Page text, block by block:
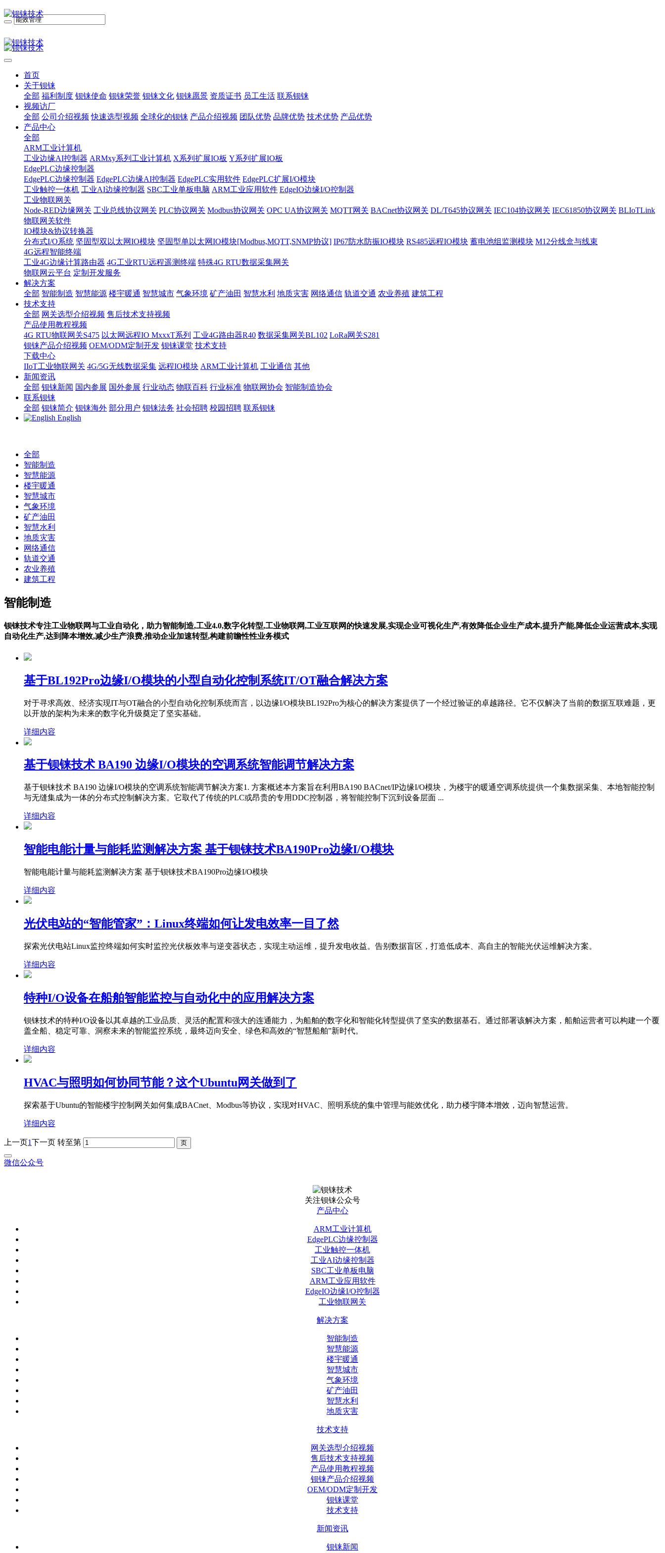
首页
关于钡铼
全部 福利制度 钡铼使命 钡铼荣誉 钡铼文化 钡铼愿景 资质证书 员工生活 联系钡铼
视频访厂
全部 公司介绍视频 快速选型视频 全球化的钡铼 产品介绍视频 团队优势 品牌优势 技术优势 产品优势
产品中心
全部
ARM工业计算机
工业边缘AI控制器 ARMxy系列工业计算机 X系列扩展IO板 Y系列扩展IO板
EdgePLC边缘控制器
EdgePLC边缘控制器 EdgePLC边缘AI控制器 EdgePLC实用软件 EdgePLC扩展I/O模块
工业触控一体机 工业AI边缘控制器 SBC工业单板电脑 ARM工业应用软件 EdgeIO边缘I/O控制器
工业物联网关
Node-RED边缘网关 工业总线协议网关 PLC协议网关 Modbus协议网关 OPC UA协议网关 MQTT网关 BACnet协议网关 DL/T645协议网关 IEC104协议网关 IEC61850协议网关 BLIoTLink
物联网关软件
IO模块&协议转换器
分布式I/O系统 坚固型双以太网IO模块 坚固型单以太网IO模块[Modbus,MQTT,SNMP协议] IP67防水防振IO模块 RS485远程IO模块 蓄电池组监测模块 M12分线盒与线束
4G远程智能终端
工业4G边缘计算路由器 4G工业RTU远程遥测终端 特殊4G RTU数据采集网关
物联网云平台 定制开发服务
解决方案
全部 智能制造 智慧能源 楼宇暖通 智慧城市 气象环境 矿产油田 智慧水利 地质灾害 网络通信 轨道交通 农业养殖 建筑工程
技术支持
全部 网关选型介绍视频 售后技术支持视频
产品使用教程视频
4G RTU物联网关S475 以太网远程IO MxxxT系列 工业4G路由器R40 数据采集网关BL102 LoRa网关S281
钡铼产品介绍视频 OEM/ODM定制开发 钡铼课堂 技术支持
下载中心
IIoT工业物联网关 4G/5G无线数据采集 远程IO模块 ARM工业计算机 工业通信 其他
新闻资讯
全部 钡铼新闻 国内参展 国外参展 行业动态 物联百科 行业标准 物联网协会 智能制造协会
联系钡铼
全部 钡铼简介 钡铼海外 部分用户 钡铼法务 社会招聘 校园招聘 联系钡铼
English
全部
智能制造
智慧能源
楼宇暖通
智慧城市
气象环境
矿产油田
智慧水利
地质灾害
网络通信
轨道交通
农业养殖
建筑工程
智能制造
钡铼技术专注工业物联网与工业自动化，助力智能制造,工业4.0,数字化转型,工业物联网,工业互联网的快速发展,实现企业可视化生产,有效降低企业生产成本,提升产能,降低企业运营成本,实现
自动化生产,达到降本增效,减少生产浪费,推动企业加速转型,构建前瞻性性业务模式
基于BL192Pro边缘I/O模块的小型自动化控制系统IT/OT融合解决方案
对于寻求高效、经济实现IT与OT融合的小型自动化控制系统而言，以边缘I/O模块BL192Pro为核心的解决方案提供了一个经过验证的卓越路径。它不仅解决了当前的数据互联难题，更
以开放的架构为未来的数字化升级奠定了坚实基础。
详细内容
基于钡铼技术 BA190 边缘I/O模块的空调系统智能调节解决方案
基于钡铼技术 BA190 边缘I/O模块的空调系统智能调节解决方案1. 方案概述本方案旨在利用BA190 BACnet/IP边缘I/O模块，为楼宇的暖通空调系统提供一个集数据采集、本地智能控制
与无缝集成为一体的分布式控制解决方案。它取代了传统的PLC或昂贵的专用DDC控制器，将智能控制下沉到设备层面 ...
详细内容
智能电能计量与能耗监测解决方案 基于钡铼技术BA190Pro边缘I/O模块
智能电能计量与能耗监测解决方案 基于钡铼技术BA190Pro边缘I/O模块
详细内容
光伏电站的“智能管家”：Linux终端如何让发电效率一目了然
探索光伏电站Linux监控终端如何实时监控光伏板效率与逆变器状态，实现主动运维，提升发电收益。告别数据盲区，打造低成本、高自主的智能光伏运维解决方案。
详细内容
特种I/O设备在船舶智能监控与自动化中的应用解决方案
钡铼技术的特种I/O设备以其卓越的工业品质、灵活的配置和强大的连通能力，为船舶的数字化和智能化转型提供了坚实的数据基石。通过部署该解决方案，船舶运营者可以构建一个覆
盖全船、稳定可靠、洞察未来的智能监控系统，最终迈向安全、绿色和高效的“智慧船舶”新时代。
详细内容
HVAC与照明如何协同节能？这个Ubuntu网关做到了
探索基于Ubuntu的智能楼宇控制网关如何集成BACnet、Modbus等协议，实现对HVAC、照明系统的集中管理与能效优化，助力楼宇降本增效，迈向智慧运营。
详细内容
上一页1下一页 转至第
微信公众号
关注钡铼公众号
产品中心
ARM工业计算机
EdgePLC边缘控制器
工业触控一体机
工业AI边缘控制器
SBC工业单板电脑
ARM工业应用软件
EdgeIO边缘I/O控制器
工业物联网关
解决方案
智能制造
智慧能源
楼宇暖通
智慧城市
气象环境
矿产油田
智慧水利
地质灾害
技术支持
网关选型介绍视频
售后技术支持视频
产品使用教程视频
钡铼产品介绍视频
OEM/ODM定制开发
钡铼课堂
技术支持
新闻资讯
钡铼新闻